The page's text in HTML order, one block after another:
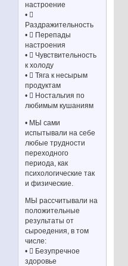
настроение
• 
Раздражительность
•  Перепады
настроения
•  Чувствительность
к холоду
•  Тяга к несырым
продуктам
•  Ностальгия по
любимым кушаниям
• МЫ сами
испытывали на себе
любые трудности
переходного
периода, как
психологические так
и физические.
МЫ рассчитывали на
положительные
результаты от
сыроедения, в том
числе:
•  Безупречное
здоровье